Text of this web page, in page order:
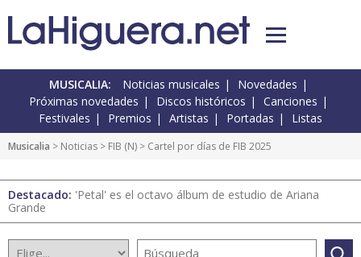
MUSICALIA: Noticias musicales
Novedades
Próximas novedades
Discos históricos
Canciones
Festivales
Premios Artistas Portadas Listas
Musicalia > Noticias > FIB (N) > Cartel por días de FIB 2025
Destacado: 'Petal' es el octavo álbum de estudio de Ariana
Grande